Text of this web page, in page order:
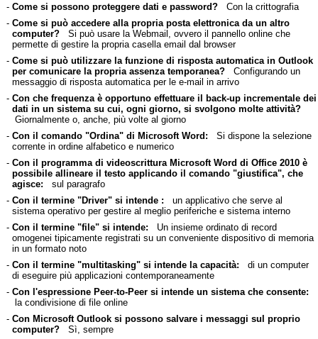
- Come si possono proteggere dati e password?Con la crittografia
- Come si può accedere alla propria posta elettronica da un altro
computer?Si può usare la Webmail, ovvero il pannello online che
permette di gestire la propria casella email dal browser
- Come si può utilizzare la funzione di risposta automatica in Outlook
per comunicare la propria assenza temporanea?Configurando un
messaggio di risposta automatica per le e-mail in arrivo
- Con che frequenza è opportuno effettuare il back-up incrementale dei
dati in un sistema su cui, ogni giorno, si svolgono molte attività?
Giornalmente o, anche, più volte al giorno
- Con il comando "Ordina" di Microsoft Word: Si dispone la selezione
corrente in ordine alfabetico e numerico
- Con il programma di videoscrittura Microsoft Word di Office 2010 è
possibile allineare il testo applicando il comando "giustifica", che
agisce: sul paragrafo
- Con il termine "Driver" si intende : un applicativo che serve al
sistema operativo per gestire al meglio periferiche e sistema interno
- Con il termine "file" si intende: Un insieme ordinato di record
omogenei tipicamente registrati su un conveniente dispositivo di memoria
in un formato noto
- Con il termine "multitasking" si intende la capacità: di un computer
di eseguire più applicazioni contemporaneamente
- Con l'espressione Peer-to-Peer si intende un sistema che consente:
la condivisione di file online
- Con Microsoft Outlook si possono salvare i messaggi sul proprio
computer?Sì, sempre